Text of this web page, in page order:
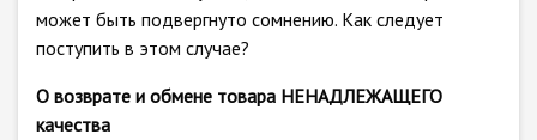
может быть подвергнуто сомнению. Как следует
поступить в этом случае?
О возврате и обмене товара НЕНАДЛЕЖАЩЕГО
качества